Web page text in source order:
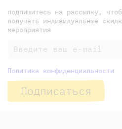
подпишитесь на рассылку,
получать индивидуальные
мероприятия
Политика конфиденциальности
Подписаться